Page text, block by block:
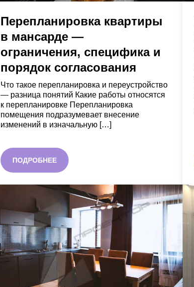
Перепланировка квартиры
в мансарде —
ограничения, специфика и
порядок согласования
Что такое перепланировка и переустройство
— разница понятий Какие работы относятся
к перепланировке Перепланировка
помещения подразумевает внесение
изменений в изначальную […]
ПОДРОБНЕЕ